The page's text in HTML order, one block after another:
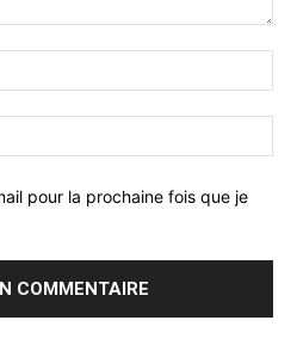
pour la prochaine fois que je